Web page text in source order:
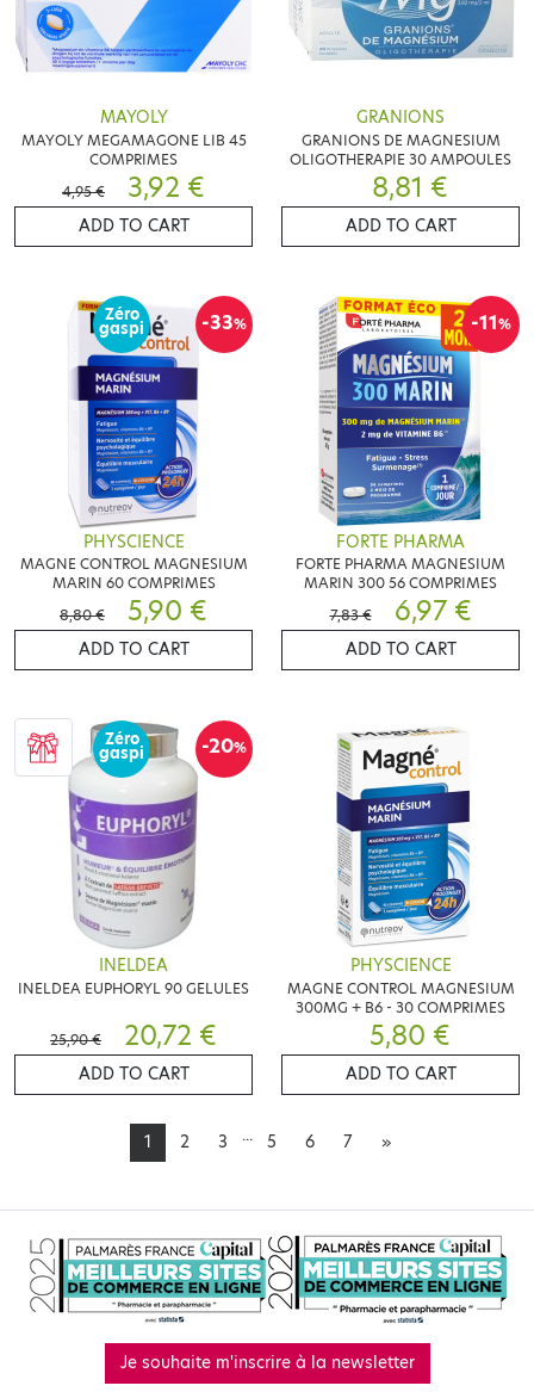
MAYOLY
MAYOLY MEGAMAGONE LIB 45
COMPRIMES
4,95 €
3,92 €
ADD TO CART
GRANIONS
GRANIONS DE MAGNESIUM
OLIGOTHERAPIE 30 AMPOULES
8,81 €
ADD TO CART
-33%
Zéro
gaspi
PHYSCIENCE
MAGNE CONTROL MAGNESIUM
MARIN 60 COMPRIMES
8,80 €
5,90 €
ADD TO CART
-11%
FORTE PHARMA
FORTE PHARMA MAGNESIUM
MARIN 300 56 COMPRIMES
7,83 €
6,97 €
ADD TO CART
-20%
Zéro
gaspi
INELDEA
INELDEA EUPHORYL 90 GELULES
25,90 € 20,72 €
ADD TO CART
PHYSCIENCE
MAGNE CONTROL MAGNESIUM
300MG + B6 - 30 COMPRIMES
5,80 €
ADD TO CART
1 2 3 ... 5 6 7 »
Je souhaite m'inscrire à la newsletter